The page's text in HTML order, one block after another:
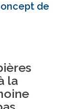
de
la